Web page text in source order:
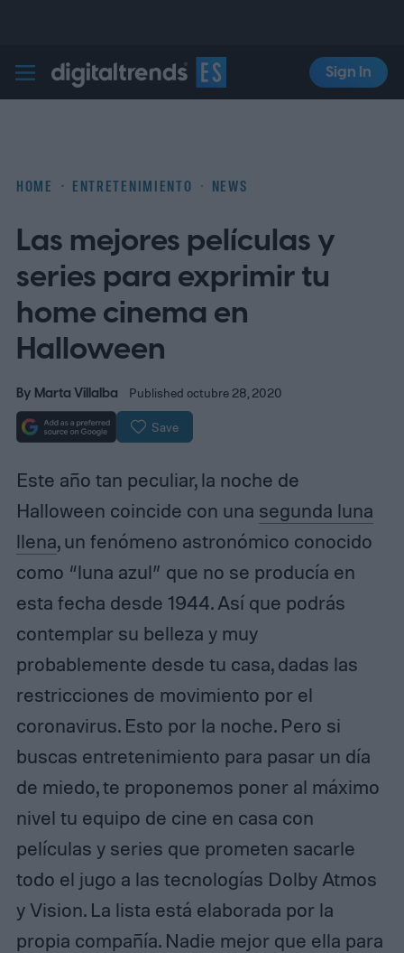
Digital Trends Español
Sign In
HOME ENTRETENIMIENTO NEWS
Las mejores películas y
series para exprimir tu
home cinema en
Halloween
By Marta Villalba Published octubre 28, 2020
Save
Este año tan peculiar, la noche de
Halloween coincide con una segunda luna
llena, un fenómeno astronómico conocido
como “luna azul” que no se producía en
esta fecha desde 1944. Así que podrás
contemplar su belleza y muy
probablemente desde tu casa, dadas las
restricciones de movimiento por el
coronavirus. Esto por la noche. Pero si
buscas entretenimiento para pasar un día
de miedo, te proponemos poner al máximo
nivel tu equipo de cine en casa con
películas y series que prometen sacarle
todo el jugo a las tecnologías Dolby Atmos
y Vision. La lista está elaborada por la
propia compañía. Nadie mejor que ella para